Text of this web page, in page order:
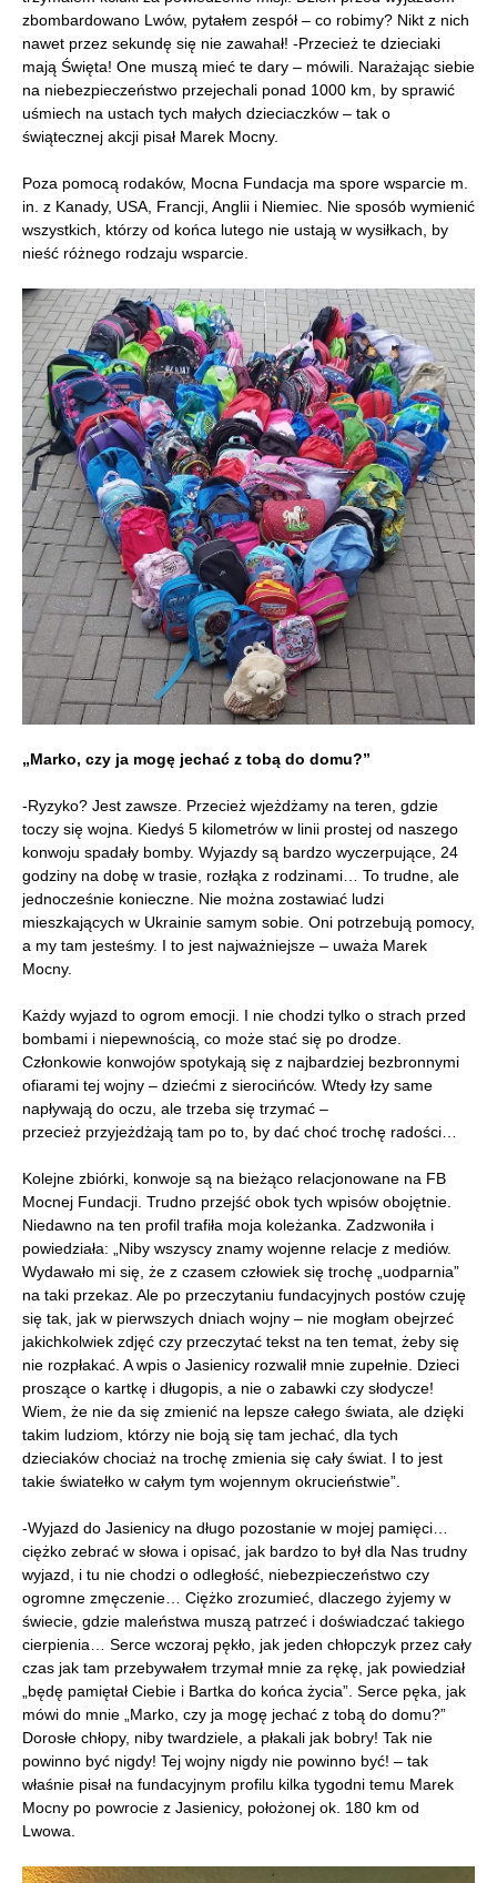
zbombardowano Lwów, pytałem zespół – co robimy? Nikt z nich
nawet przez sekundę się nie zawahał! -Przecież te dzieciaki
mają Święta! One muszą mieć te dary – mówili. Narażając siebie
na niebezpieczeństwo przejechali ponad 1000 km, by sprawić
uśmiech na ustach tych małych dzieciaczków – tak o
świątecznej akcji pisał Marek Mocny.
Poza pomocą rodaków, Mocna Fundacja ma spore wsparcie m.
in. z Kanady, USA, Francji, Anglii i Niemiec. Nie sposób wymienić
wszystkich, którzy od końca lutego nie ustają w wysiłkach, by
nieść różnego rodzaju wsparcie.
„Marko, czy ja mogę jechać z tobą do domu?”
-Ryzyko? Jest zawsze. Przecież wjeżdżamy na teren, gdzie
toczy się wojna. Kiedyś 5 kilometrów w linii prostej od naszego
konwoju spadały bomby. Wyjazdy są bardzo wyczerpujące, 24
godziny na dobę w trasie, rozłąka z rodzinami… To trudne, ale
jednocześnie konieczne. Nie można zostawiać ludzi
mieszkających w Ukrainie samym sobie. Oni potrzebują pomocy,
a my tam jesteśmy. I to jest najważniejsze – uważa Marek
Mocny.
Każdy wyjazd to ogrom emocji. I nie chodzi tylko o strach przed
bombami i niepewnością, co może stać się po drodze.
Członkowie konwojów spotykają się z najbardziej bezbronnymi
ofiarami tej wojny – dziećmi z sierocińców. Wtedy łzy same
napływają do oczu, ale trzeba się trzymać –
przecież przyjeżdżają tam po to, by dać choć trochę radości…
Kolejne zbiórki, konwoje są na bieżąco relacjonowane na FB
Mocnej Fundacji. Trudno przejść obok tych wpisów obojętnie.
Niedawno na ten profil trafiła moja koleżanka. Zadzwoniła i
powiedziała: „Niby wszyscy znamy wojenne relacje z mediów.
Wydawało mi się, że z czasem człowiek się trochę „uodparnia”
na taki przekaz. Ale po przeczytaniu fundacyjnych postów czuję
się tak, jak w pierwszych dniach wojny – nie mogłam obejrzeć
jakichkolwiek zdjęć czy przeczytać tekst na ten temat, żeby się
nie rozpłakać. A wpis o Jasienicy rozwalił mnie zupełnie. Dzieci
proszące o kartkę i długopis, a nie o zabawki czy słodycze!
Wiem, że nie da się zmienić na lepsze całego świata, ale dzięki
takim ludziom, którzy nie boją się tam jechać, dla tych
dzieciaków chociaż na trochę zmienia się cały świat. I to jest
takie światełko w całym tym wojennym okrucieństwie”.
-Wyjazd do Jasienicy na długo pozostanie w mojej pamięci…
ciężko zebrać w słowa i opisać, jak bardzo to był dla Nas trudny
wyjazd, i tu nie chodzi o odległość, niebezpieczeństwo czy
ogromne zmęczenie… Ciężko zrozumieć, dlaczego żyjemy w
świecie, gdzie maleństwa muszą patrzeć i doświadczać takiego
cierpienia… Serce wczoraj pękło, jak jeden chłopczyk przez cały
czas jak tam przebywałem trzymał mnie za rękę, jak powiedział
„będę pamiętał Ciebie i Bartka do końca życia”. Serce pęka, jak
mówi do mnie „Marko, czy ja mogę jechać z tobą do domu?”
Dorosłe chłopy, niby twardziele, a płakali jak bobry! Tak nie
powinno być nigdy! Tej wojny nigdy nie powinno być! – tak
właśnie pisał na fundacyjnym profilu kilka tygodni temu Marek
Mocny po powrocie z Jasienicy, położonej ok. 180 km od
Lwowa.